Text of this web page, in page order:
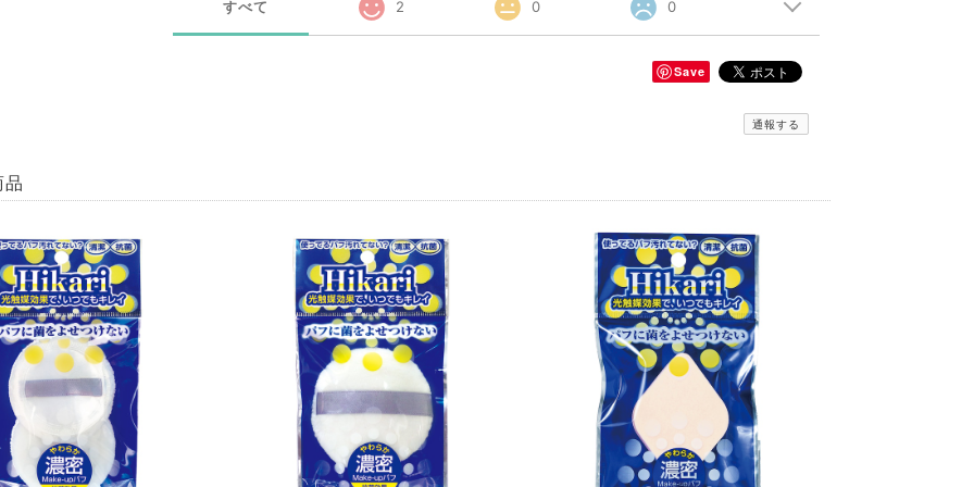
すべて 2 0 0
Save
通報する